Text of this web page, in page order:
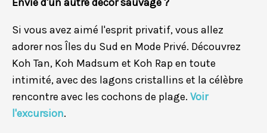
Si vous avez aimé l'esprit privatif, vous allez
adorer nos Îles du Sud en Mode Privé. Découvrez
Koh Tan, Koh Madsum et Koh Rap en toute
intimité, avec des lagons cristallins et la célèbre
rencontre avec les cochons de plage. Voir
l'excursion.